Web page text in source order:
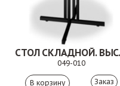
СТОЛ
049-010
Заказ